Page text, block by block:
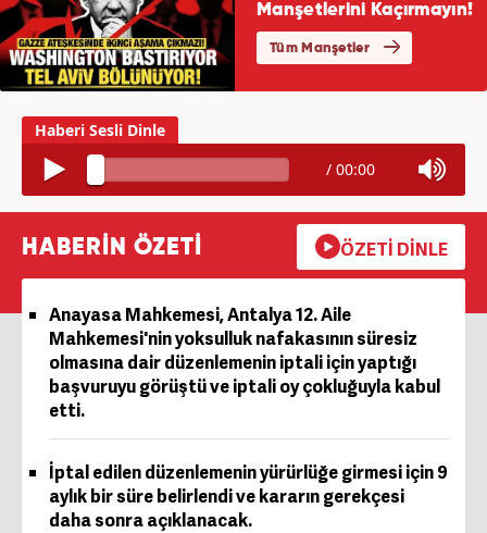
/ 00:00
HABERİN ÖZETİ ÖZETİ DİNLE
Anayasa Mahkemesi, Antalya 12. Aile
Mahkemesi'nin yoksulluk nafakasının süresiz
olmasına dair düzenlemenin iptali için yaptığı
başvuruyu görüştü ve iptali oy çokluğuyla kabul
etti.
İptal edilen düzenlemenin yürürlüğe girmesi için 9
aylık bir süre belirlendi ve kararın gerekçesi
daha sonra açıklanacak.